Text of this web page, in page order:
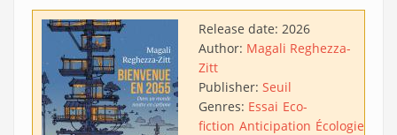
Release date: 2026
Author: Magali Reghezza-
Zitt
Publisher: Seuil
Genres: Essai Eco-
fiction Anticipation Écologie